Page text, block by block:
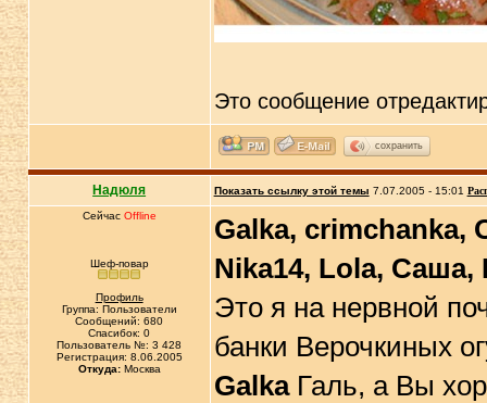
Это сообщение
сохранить
Надюля Показать ссылку этой темы 7.07.2005 - 15:01
Сейчас Offline
Шеф-повар
Профиль
Группа: Пользователи
Сообщений: 680
Спасибок: 0
Пользователь №: 3 428
Регистрация: 8.06.2005
Откуда:Москва
Galka, crimchanka,
Nika14, Lola, Саша,
Это я на нервной
банки Верочкиных
GalkaГаль, а Вы